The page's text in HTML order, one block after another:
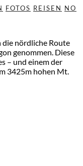
FOTOS REISEN NO
nördliche Route
genommen. Diese
– und einem der
3425m hohen Mt.